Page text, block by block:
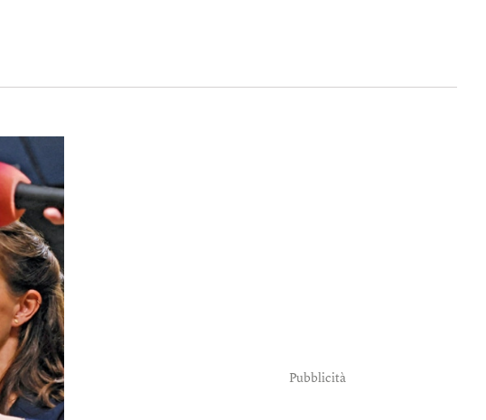
Pubblicità